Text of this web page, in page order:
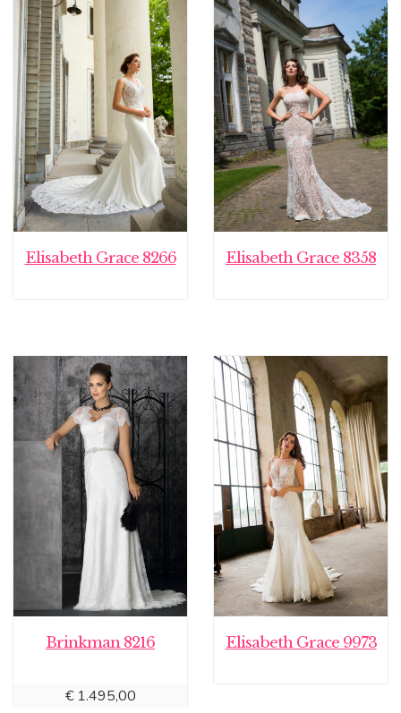
Elisabeth Grace 8266 Elisabeth Grace 8358
Brinkman 8216
€1.495,00
Elisabeth Grace 9973